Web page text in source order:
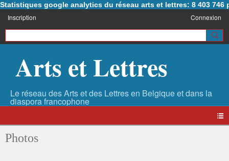
Statistiques google analytics du réseau arts et lettres: 8 403 746
Inscription Connexion
Arts et Lettres
Photos